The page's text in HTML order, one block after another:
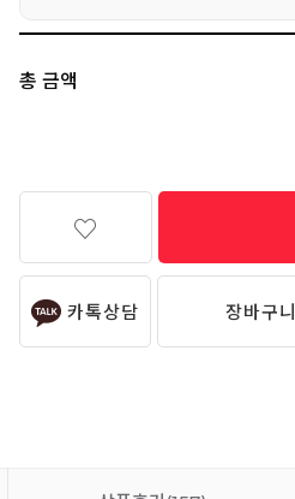
총 금액
카톡상담 장바구니